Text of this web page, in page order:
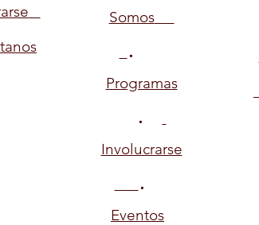
Somos
.
Programas
.
Involucrarse
.
Eventos